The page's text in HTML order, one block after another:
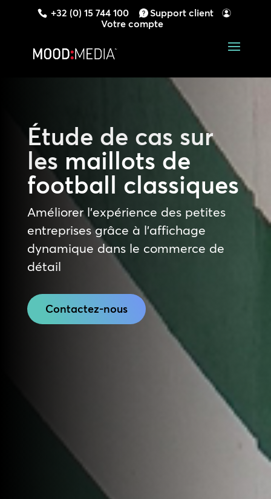
+32 (0) 15 744 100
Support client
Votre compte
Étude de cas sur
les maillots de
football classiques
Améliorer l’expérience des petites
entreprises grâce à l’affichage
dynamique dans le commerce de
détail
Contactez-nous